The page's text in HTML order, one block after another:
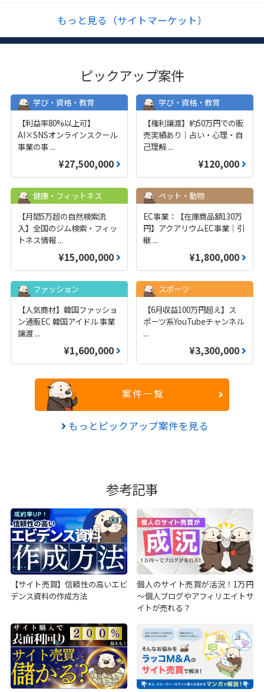
もっと見る（サイトマーケット）
ピックアップ案件
学び・資格・教育
【利益率80%以上可】
AI×SNSオンラインスクール
事業の事 ...
¥27,500,000
学び・資格・教育
【権利譲渡】約50万円での販
売実績あり｜占い・心理・自
己理解...
¥120,000
健康・フィットネス
【月間5万超の自然検索流
入】全国のジム検索・フィッ
トネス情報 ...
¥15,000,000
ペット・動物
EC事業：【在庫商品額130万
円】アクアリウムEC事業｜引
継 ...
¥1,800,000
ファッション
【人気商材】韓国ファッショ
ン通販EC 韓国アイドル 事業
譲渡 ...
¥1,600,000
スポーツ
【6月収益100万円超え】ス
ポーツ系YouTubeチャンネル
...
¥3,300,000
案件一覧
もっとピックアップ案件を見る
参考記事
【サイト売買】信頼性の高いエビ
デンス資料の作成方法
個人のサイト売買が活況！1万円
～個人ブログやアフィリエイトサ
イトが売れる？